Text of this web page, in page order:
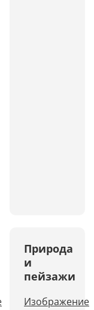
Природа
и
пейзажи
Изображение